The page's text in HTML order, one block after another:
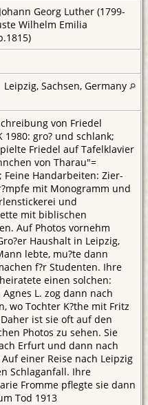
Georg Luther (1799-
Wilhelm Emilia
Leipzig, Sachsen, Germany
von Friedel
1980: gro? und schlank;
Friedel auf Tafelklavier
von Tharau"=
Feine Handarbeiten: Zier-
mit Monogramm und
und
mit biblischen
Auf Photos vornehm
Haushalt in Leipzig,
lebte, mu?te dann
f?r Studenten. Ihre
einen solchen:
L. zog dann nach
wo Tochter K?the mit Fritz
ist sie oft auf den
Photos zu sehen. Sie
Erfurt und dann nach
einer Reise nach Leipzig
Schlaganfall. Ihre
Fromme pflegte sie dann
Tod 1913